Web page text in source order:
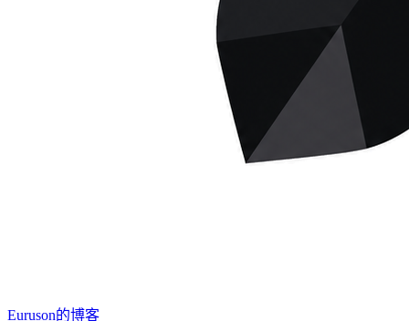
Euruson的博客